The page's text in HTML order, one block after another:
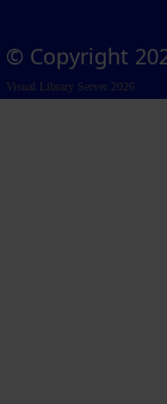
© Copyright
Visual Library Server 2026